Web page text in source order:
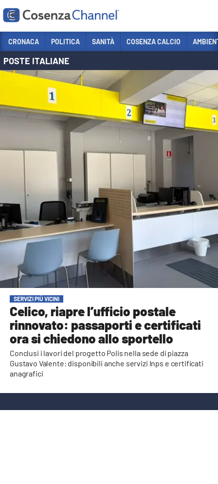
Sezioni
CRONACA
COSENZA CALCIO
ECONOMIA E LAVORO
ITALIA MONDO
SANITÀ
CULTURA
AMBIENTE
Streaming
LAC TV
LAC NETWORK
LAC ONAIR
LaC
Network
LACTV.IT
CRONACA POLITICA SANITÀ COSENZA CALCIO
POSTE ITALIANE
SERVIZI PIÙ VICINI
Celico, riapre l’ufficio postale
rinnovato: passaporti e certificati
ora si chiedono allo sportello
Conclusi i lavori del progetto Polis nella sede di piazza
Gustavo Valente: disponibili anche servizi Inps e certificati
anagrafici